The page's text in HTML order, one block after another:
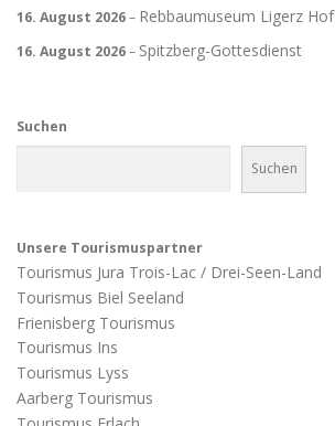
16. August 2026– Rebbaumuseum Ligerz Hof
16. August 2026– Spitzberg-Gottesdienst
Suchen
Suchen
Unsere Tourismuspartner
Tourismus Jura Trois-Lac / Drei-Seen-Land
Tourismus Biel Seeland
Frienisberg Tourismus
Tourismus Ins
Tourismus Lyss
Aarberg Tourismus